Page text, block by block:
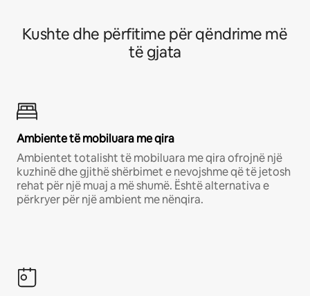
Kushte dhe përfitime për qëndrime më
të gjata
Ambiente të mobiluara me qira
Ambientet totalisht të mobiluara me qira ofrojnë një
kuzhinë dhe gjithë shërbimet e nevojshme që të jetosh
rehat për një muaj a më shumë. Është alternativa e
përkryer për një ambient me nënqira.